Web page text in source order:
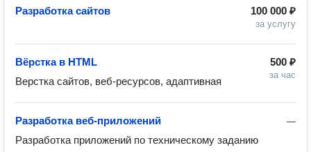
100 000 ₽
за услугу
Разработка сайтов
500 ₽
за час
Вёрстка в HTML
Верстка сайтов, веб-ресурсов, адаптивная
—
Разработка веб-приложений
Разработка приложений по техническому заданию